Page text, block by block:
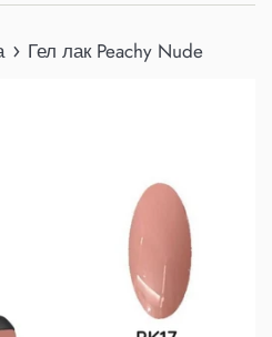
› Гел лак Peachy Nude